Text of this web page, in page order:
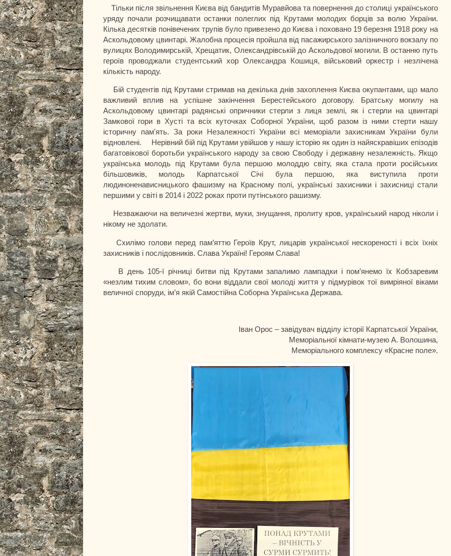
Тільки після звільнення Києва від бандитів Муравйова та повернення до столиці українського
уряду почали розчищавати останки полеглих під Крутами молодих борців за волю України.
Кілька десятків понівечених трупів було привезено до Києва і поховано 19 березня 1918 року на
Аскольдовому цвинтарі. Жалобна процесія пройшла від пасажирського залізничного вокзалу по
вулицях Володимирській, Хрещатик, Олександрівській до Аскольдової могили. В останню путь
героїв проводжали студентський хор Олександра Кошиця, військовий оркестр і незлічена
кількість народу.
Бій студентів під Крутами стримав на декілька днів захоплення Києва окупантами, що мало
важливий вплив на успішне закінчення Берестейського договору. Братську могилу на
Аскольдовому цвинтарі радянські опричники стерли з лиця землі, як і стерли на цвинтарі
Замкової гори в Хусті та всіх куточках Соборної України, щоб разом із ними стерти нашу
історичну пам'ять. За роки Незалежності України всі меморіали захисникам України були
відновлені.
Нерівний бій під Крутами увійшов у нашу історію як один із найяскравіших епізодів
багатовікової боротьби українського народу за свою Свободу і державну незалежність. Якщо
українська молодь під Крутами була першою молоддю світу, яка стала проти російських
більшовиків, молодь Карпатської Січі була першою, яка виступила проти
людиноненависницького фашизму на Красному полі, українські захисники і захисниці стали
першими у світі в 2014 і 2022 роках проти путінського рашизму.
Незважаючи на величезні жертви, муки, знущання, пролиту кров, український народ ніколи і
нікому не здолати.
Схилімо голови перед пам’яттю Героїв Крут, лицарів української нескореності і всіх їхніх
захисників і послідовників. Слава Україні! Героям Слава!
В день 105-ї річниці битви під Крутами запалимо лампадки і пом’янемо їх Кобзаревим
«незлим тихим словом», бо вони віддали свої молоді життя у підмурівок тої вимріяної віками
величної споруди, ім’я якій Самостійна Соборна Українська Держава.
Іван Орос – завідувач відділу історії Карпатської України,
Меморіальної кімнати-музею А. Волошина,
Меморіального комплексу «Красне поле».